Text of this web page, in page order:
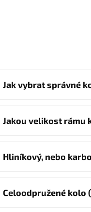
Jak vybrat správné
Jakou velikost rámu
Hliníkový, nebo
Celoodpružené kolo